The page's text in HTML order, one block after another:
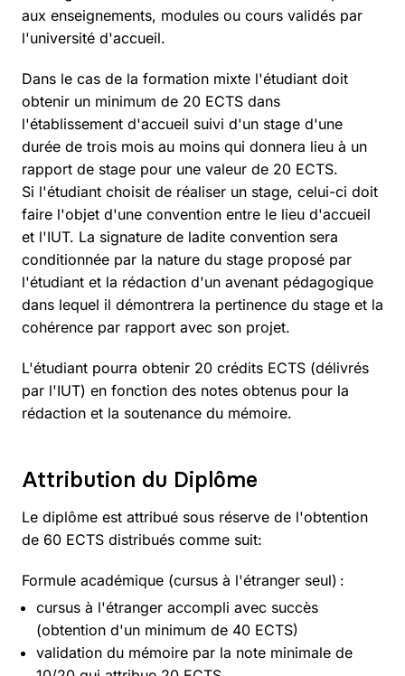
aux enseignements, modules ou cours validés par
l'université d'accueil.
Dans le cas de la formation mixte l'étudiant doit
obtenir un minimum de 20 ECTS dans
l'établissement d'accueil suivi d'un stage d'une
durée de trois mois au moins qui donnera lieu à un
rapport de stage pour une valeur de 20 ECTS.
Si l'étudiant choisit de réaliser un stage, celui-ci doit
faire l'objet d'une convention entre le lieu d'accueil
et l'IUT. La signature de ladite convention sera
conditionnée par la nature du stage proposé par
l'étudiant et la rédaction d'un avenant pédagogique
dans lequel il démontrera la pertinence du stage et la
cohérence par rapport avec son projet.
L'étudiant pourra obtenir 20 crédits ECTS (délivrés
par l'IUT) en fonction des notes obtenus pour la
rédaction et la soutenance du mémoire.
Attribution du Diplôme
Le diplôme est attribué sous réserve de l'obtention
de 60 ECTS distribués comme suit:
Formule académique (cursus à l'étranger seul) :
cursus à l'étranger accompli avec succès
(obtention d'un minimum de 40 ECTS)
validation du mémoire par la note minimale de